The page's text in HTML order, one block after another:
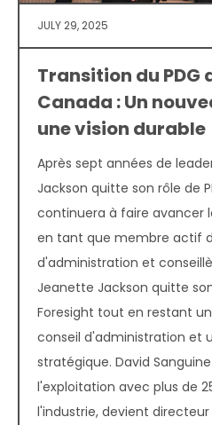
JULY 29, 2025
Transition du PDG
Canada : Un
une vision durable
Après sept années de
Jackson quitte son rôle de
continuera à faire avancer
en tant que membre actif
d'administration et
Jeanette Jackson quitte
Foresight tout en restant
conseil d'administration et
stratégique. David
l'exploitation avec plus de
l'industrie, devient